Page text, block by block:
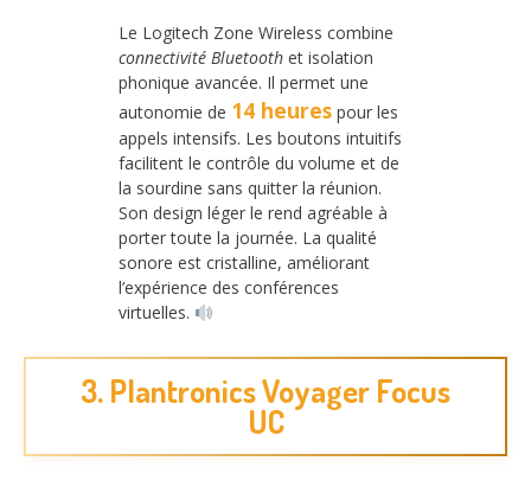
Le Logitech Zone Wireless combine
connectivité Bluetooth et isolation
phonique avancée. Il permet une
autonomie de 14 heures pour les
appels intensifs. Les boutons intuitifs
facilitent le contrôle du volume et de
la sourdine sans quitter la réunion.
Son design léger le rend agréable à
porter toute la journée. La qualité
sonore est cristalline, améliorant
l’expérience des conférences
virtuelles.
3. Plantronics Voyager Focus
UC